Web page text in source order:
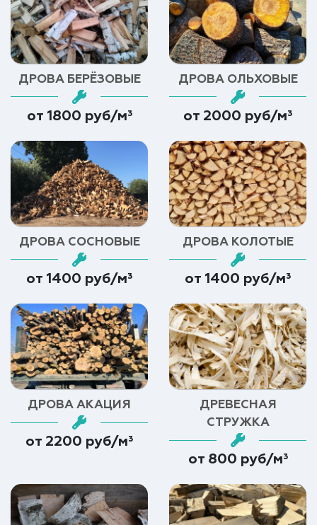
ДРОВА БЕРЁЗОВЫЕ
от 1800 руб/м³
ДРОВА ОЛЬХОВЫЕ
от 2000 руб/м³
ДРОВА СОСНОВЫЕ
от 1400 руб/м³
ДРОВА КОЛОТЫЕ
от 1400 руб/м³
ДРОВА АКАЦИЯ
от 2200 руб/м³
ДРЕВЕСНАЯ
СТРУЖКА
от 800 руб/м³